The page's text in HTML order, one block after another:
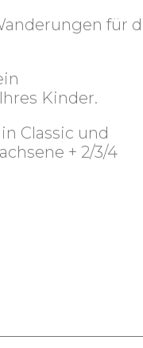
für
Kinder.
Classic und
+ 2/3/4